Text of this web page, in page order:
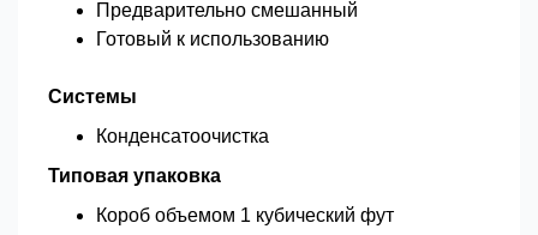
Предварительно смешанный
Готовый к использованию
Системы
Конденсатоочистка
Типовая упаковка
Короб объемом 1 кубический фут